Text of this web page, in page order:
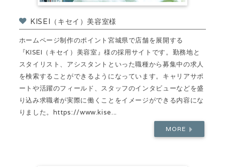
KISEI（キセイ）美容室様
ホームページ制作のポイント宮城県で店舗を展開する
『KISEI（キセイ）美容室』様の採用サイトです。勤務地と
スタイリスト、アシスタントといった職種から募集中の求人
を検索することができるようになっています。キャリアサポ
ートや活躍のフィールド、スタッフのインタビューなどを盛
り込み求職者が実際に働くことをイメージができる内容にな
りました。https://www.kise...
MORE